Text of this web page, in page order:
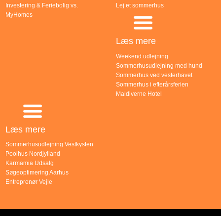
Investering & Feriebolig vs.
MyHomes
Lej et sommerhus
Læs mere
Weekend udlejning
Sommerhusudlejning med hund
Sommerhus ved vesterhavet
Sommerhus i efterårsferien
Maldiverne Hotel
Læs mere
Sommerhusudlejning Vestkysten
Poolhus Nordjylland
Karmamia Udsalg
Søgeoptimering Aarhus
Entreprenør Vejle